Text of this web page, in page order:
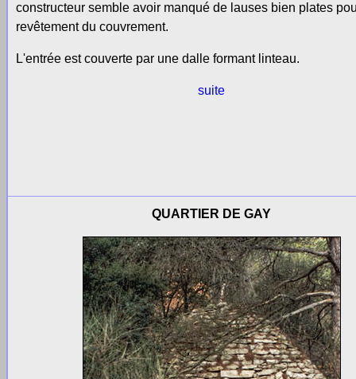
constructeur semble avoir manqué de lauses bien plates
revêtement du couvrement.
L'entrée est couverte par une dalle formant linteau.
suite
QUARTIER DE GAY